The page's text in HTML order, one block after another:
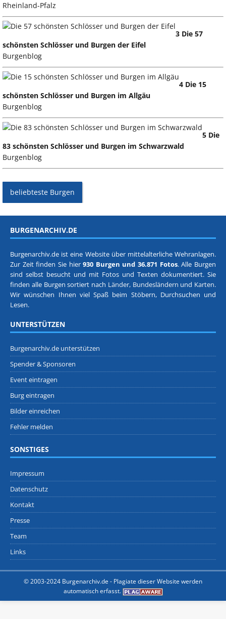
Rheinland-Pfalz
3 Die 57
schönsten Schlösser und Burgen der Eifel
Burgenblog
4 Die 15
schönsten Schlösser und Burgen im Allgäu
Burgenblog
5 Die
83 schönsten Schlösser und Burgen im Schwarzwald
Burgenblog
beliebteste Burgen
BURGENARCHIV.DE
Burgenarchiv.de ist eine Website über mittelalterliche Wehranlagen.
Zur Zeit finden Sie hier930 Burgen und 36.871 Fotos. Alle Burgen
sind selbst besucht und mit Fotos und Texten dokumentiert. Sie
finden alle Burgen sortiert nach Länder, Bundesländern und Karten.
Wir wünschen Ihnen viel Spaß beim Stöbern, Durchsuchen und
Lesen.
UNTERSTÜTZEN
Burgenarchiv.de unterstützen
Spender & Sponsoren
Event eintragen
Burg eintragen
Bilder einreichen
Fehler melden
SONSTIGES
Impressum
Datenschutz
Kontakt
Presse
Team
Links
© 2003-2024 Burgenarchiv.de - Plagiate dieser Website werden
automatisch erfasst.